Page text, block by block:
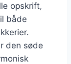
opskrift,
både
den søde